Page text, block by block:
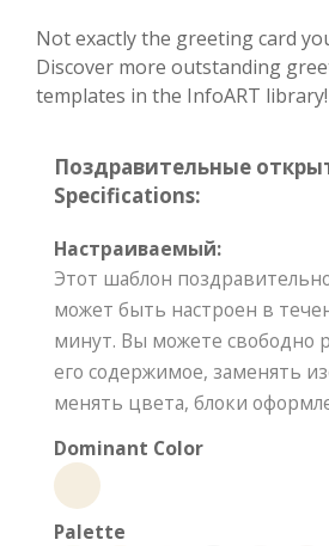
Not exactly the greeting card
Discover more outstanding
templates in the InfoART library!
Поздравительные
Specifications:
Настраиваемый:
Этот шаблон
может быть настроен в
минут. Вы можете свободно
его содержимое, заменять
менять цвета, блоки
Dominant Color
Palette